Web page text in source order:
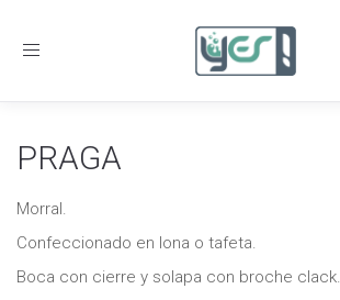
Toggle
PRAGA
Morral.
Confeccionado en lona o tafeta.
Boca con cierre y solapa con broche clack.